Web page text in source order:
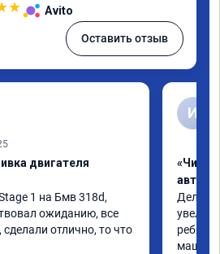
★ Avito
Оставить отзыв
двигателя
1 на Бмв 318d,
ожиданию, все
отлично, то что
И
«Чип
Делали
ребята
машина